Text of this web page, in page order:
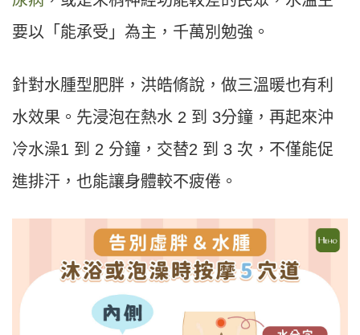
要以「能承受」為主，千萬別勉強。
針對水腫型肥胖，洪皓脩說，做三溫暖也有利
水效果。先浸泡在熱水 2 到 3分鐘，再起來沖
冷水澡1 到 2 分鐘，交替2 到 3 次，不僅能促
進排汗，也能讓身體較不疲倦。